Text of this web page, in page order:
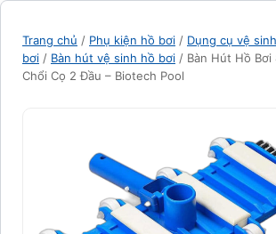
Trang chủ / Phụ kiện hồ bơi / Dụng cụ vệ
bơi / Bàn hút vệ sinh hồ bơi / Bàn Hút Hồ Bơi
Chổi Cọ 2 Đầu – Biotech Pool